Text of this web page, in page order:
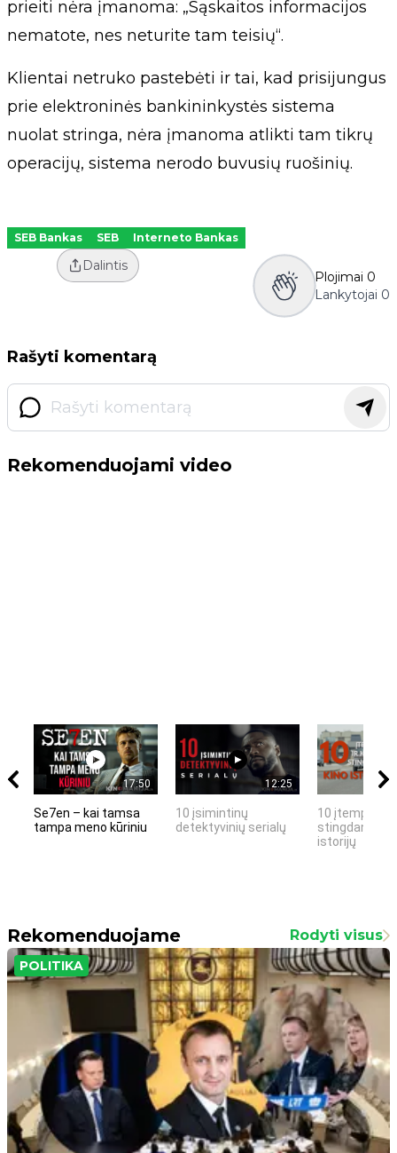
prieiti nėra įmanoma: „Sąskaitos informacijos
nematote, nes neturite tam teisių“.
Klientai netruko pastebėti ir tai, kad prisijungus
prie elektroninės bankininkystės sistema
nuolat stringa, nėra įmanoma atlikti tam tikrų
operacijų, sistema nerodo buvusių ruošinių.
SEB Bankas SEB Interneto Bankas
Dalintis
Plojimai 0
Lankytojai 0
Rašyti komentarą
Rekomenduojami video
17:50
Se7en – kai tamsa
tampa meno kūriniu
12:25
10 įsimintinų
detektyvinių serialų
10 įtemptų,
stingdančių
istorijų
Rekomenduojame Rodyti visus
POLITIKA